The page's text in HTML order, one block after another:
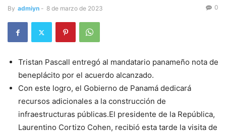
By admiyn - 8 de marzo de 2023 0
Tristan Pascall entregó al mandatario panameño nota de
beneplácito por el acuerdo alcanzado.
Con este logro, el Gobierno de Panamá dedicará
recursos adicionales a la construcción de
infraestructuras públicas.El presidente de la República,
Laurentino Cortizo Cohen, recibió esta tarde la visita de